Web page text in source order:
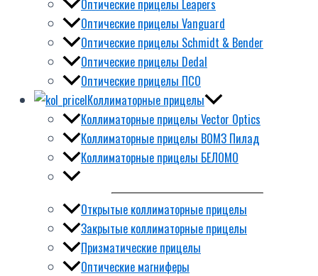
Оптические прицелы Leapers
Оптические прицелы Vanguard
Оптические прицелы Schmidt & Bender
Оптические прицелы Dedal
Оптические прицелы ПСО
Коллиматорные прицелы
Коллиматорные прицелы Vector Optics
Коллиматорные прицелы ВОМЗ Пилад
Коллиматорные прицелы БЕЛОМО
Открытые коллиматорные прицелы
Закрытые коллиматорные прицелы
Призматические прицелы
Оптические магниферы